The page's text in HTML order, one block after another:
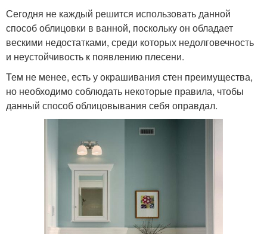
Сегодня не каждый решится использовать данной
способ облицовки в ванной, поскольку он обладает
вескими недостатками, среди которых недолговечность
и неустойчивость к появлению плесени.
Тем не менее, есть у окрашивания стен преимущества,
но необходимо соблюдать некоторые правила, чтобы
данный способ облицовывания себя оправдал.